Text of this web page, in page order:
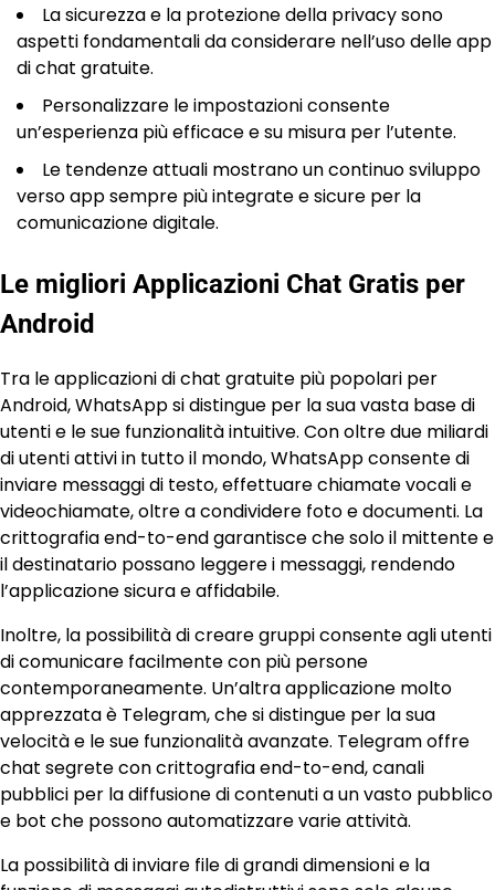
La sicurezza e la protezione della privacy sono
aspetti fondamentali da considerare nell’uso delle app
di chat gratuite.
Personalizzare le impostazioni consente
un’esperienza più efficace e su misura per l’utente.
Le tendenze attuali mostrano un continuo sviluppo
verso app sempre più integrate e sicure per la
comunicazione digitale.
Le migliori Applicazioni Chat Gratis per
Android
Tra le applicazioni di chat gratuite più popolari per
Android, WhatsApp si distingue per la sua vasta base di
utenti e le sue funzionalità intuitive. Con oltre due miliardi
di utenti attivi in tutto il mondo, WhatsApp consente di
inviare messaggi di testo, effettuare chiamate vocali e
videochiamate, oltre a condividere foto e documenti. La
crittografia end-to-end garantisce che solo il mittente e
il destinatario possano leggere i messaggi, rendendo
l’applicazione sicura e affidabile.
Inoltre, la possibilità di creare gruppi consente agli utenti
di comunicare facilmente con più persone
contemporaneamente. Un’altra applicazione molto
apprezzata è Telegram, che si distingue per la sua
velocità e le sue funzionalità avanzate. Telegram offre
chat segrete con crittografia end-to-end, canali
pubblici per la diffusione di contenuti a un vasto pubblico
e bot che possono automatizzare varie attività.
La possibilità di inviare file di grandi dimensioni e la